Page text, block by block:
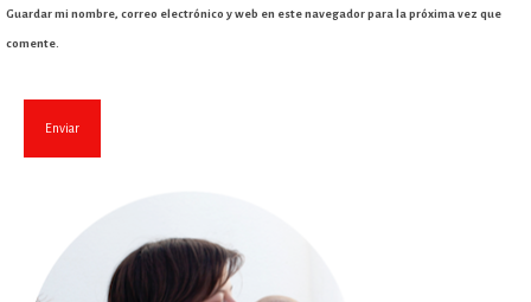
Guardar mi nombre, correo electrónico y web en este navegador para la próxima vez que
comente.